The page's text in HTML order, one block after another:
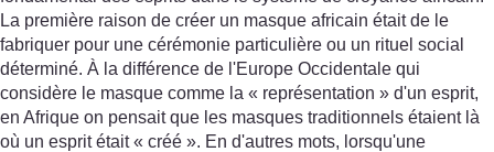
La première raison de créer un masque africain était de le
fabriquer pour une cérémonie particulière ou un rituel social
déterminé. À la différence de l'Europe Occidentale qui
considère le masque comme la « représentation » d'un esprit,
en Afrique on pensait que les masques traditionnels étaient là
où un esprit était « créé ». En d'autres mots, lorsqu'une